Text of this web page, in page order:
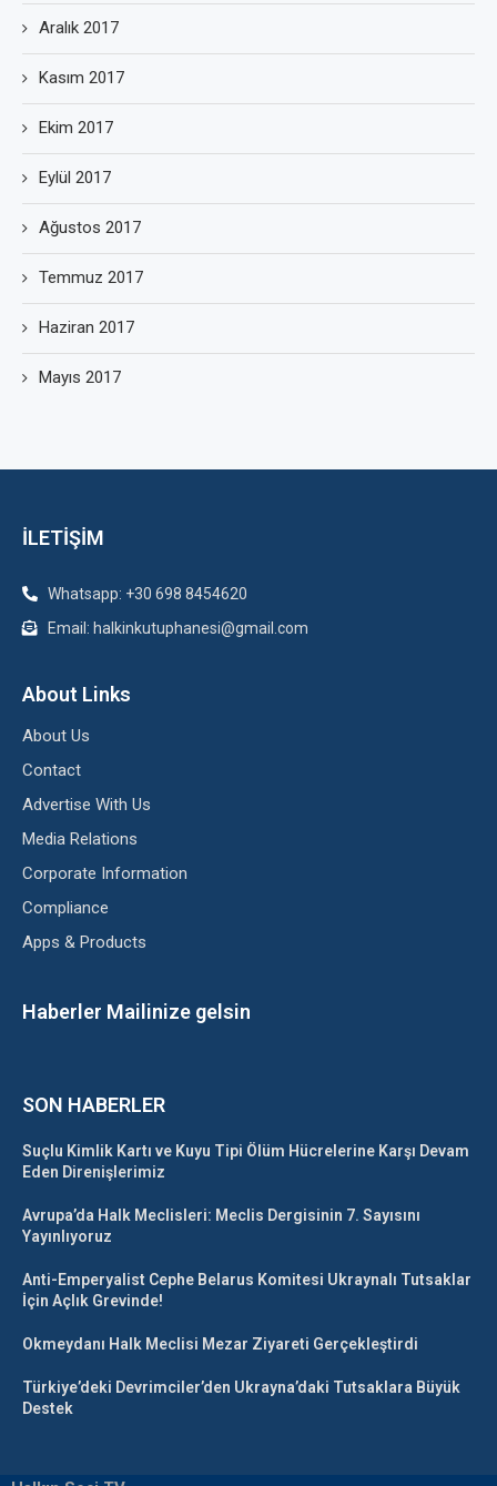
Aralık 2017
Kasım 2017
Ekim 2017
Eylül 2017
Ağustos 2017
Temmuz 2017
Haziran 2017
Mayıs 2017
İLETİŞİM
Whatsapp: +30 698 8454620
Email: halkinkutuphanesi@gmail.com
About Links
About Us
Contact
Advertise With Us
Media Relations
Corporate Information
Compliance
Apps & Products
Haberler Mailinize gelsin
SON HABERLER
Suçlu Kimlik Kartı ve Kuyu Tipi Ölüm Hücrelerine Karşı Devam
Eden Direnişlerimiz
Avrupa’da Halk Meclisleri: Meclis Dergisinin 7. Sayısını
Yayınlıyoruz
Anti-Emperyalist Cephe Belarus Komitesi Ukraynalı Tutsaklar
İçin Açlık Grevinde!
Okmeydanı Halk Meclisi Mezar Ziyareti Gerçekleştirdi
Türkiye’deki Devrimciler’den Ukrayna’daki Tutsaklara Büyük
Destek